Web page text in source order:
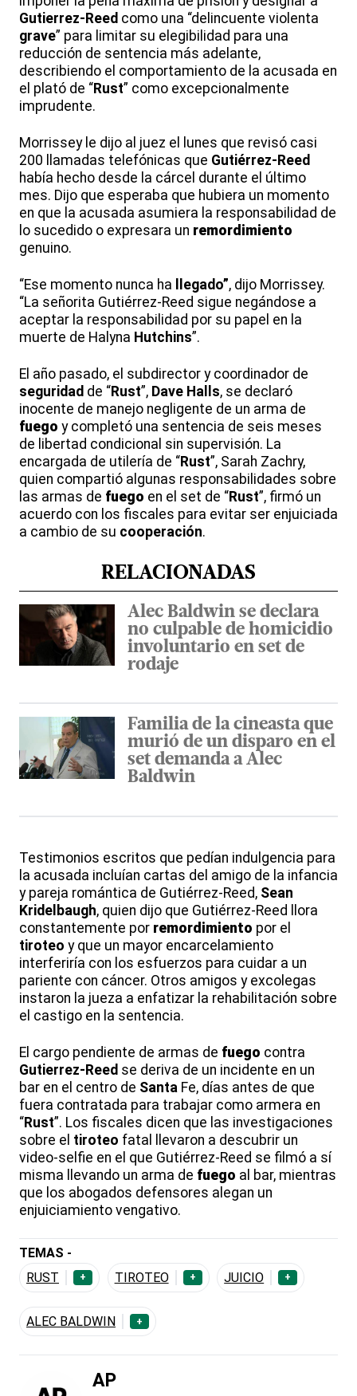
Gutierrez-Reed como una “delincuente violenta
grave” para limitar su elegibilidad para una
reducción de sentencia más adelante,
describiendo el comportamiento de la acusada en
el plató de “Rust” como excepcionalmente
imprudente.
Morrissey le dijo al juez el lunes que revisó casi
200 llamadas telefónicas que Gutiérrez-Reed
había hecho desde la cárcel durante el último
mes. Dijo que esperaba que hubiera un momento
en que la acusada asumiera la responsabilidad de
lo sucedido o expresara un remordimiento
genuino.
“Ese momento nunca ha llegado”, dijo Morrissey.
“La señorita Gutiérrez-Reed sigue negándose a
aceptar la responsabilidad por su papel en la
muerte de Halyna Hutchins”.
El año pasado, el subdirector y coordinador de
seguridad de “Rust”, Dave Halls, se declaró
inocente de manejo negligente de un arma de
fuego y completó una sentencia de seis meses
de libertad condicional sin supervisión. La
encargada de utilería de “Rust”, Sarah Zachry,
quien compartió algunas responsabilidades sobre
las armas de fuego en el set de “Rust”, firmó un
acuerdo con los fiscales para evitar ser enjuiciada
a cambio de su cooperación.
RELACIONADAS
Alec Baldwin se declara
no culpable de homicidio
involuntario en set de
rodaje
Familia de la cineasta que
murió de un disparo en el
set demanda a Alec
Baldwin
Testimonios escritos que pedían indulgencia para
la acusada incluían cartas del amigo de la infancia
y pareja romántica de Gutiérrez-Reed, Sean
Kridelbaugh, quien dijo que Gutiérrez-Reed llora
constantemente por remordimiento por el
tiroteo y que un mayor encarcelamiento
interferiría con los esfuerzos para cuidar a un
pariente con cáncer. Otros amigos y excolegas
instaron la jueza a enfatizar la rehabilitación sobre
el castigo en la sentencia.
El cargo pendiente de armas de fuego contra
Gutierrez-Reed se deriva de un incidente en un
bar en el centro de Santa Fe, días antes de que
fuera contratada para trabajar como armera en
“Rust”. Los fiscales dicen que las investigaciones
sobre el tiroteo fatal llevaron a descubrir un
video-selfie en el que Gutiérrez-Reed se filmó a sí
misma llevando un arma de fuego al bar, mientras
que los abogados defensores alegan un
enjuiciamiento vengativo.
TEMAS -
RUST
+ TIROTEO + JUICIO +
ALEC BALDWIN +
AP